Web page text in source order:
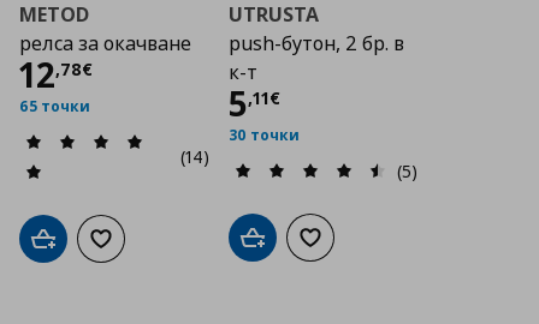
METOD
релса за окачване
12,78€
Цена
65 точки
(14)
Добави в кошницата
Добави към списъка с любими
UTRUSTA
push-бутон, 2 бр. в
к-т
5,11€
Цена
30 точки
(5)
Добави в кошницата
Добави към списъка с